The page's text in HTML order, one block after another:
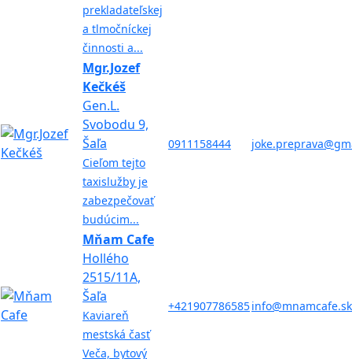
prekladateľskej
a tlmočníckej
činnosti a...
Mgr.Jozef
Kečkéš
Gen.L.
Svobodu 9,
Šaľa
Cieľom tejto
taxislužby je
zabezpečovať
budúcim...
0911158444
Mňam Cafe
Hollého
2515/11A,
Šaľa
Kaviareň
mestská časť
Veča, bytový
+421907786585info@mnamcafe.sk